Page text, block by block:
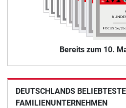
Bereits zum 10.
DEUTSCHLANDS BELIEBTESTE
FAMILIENUNTERNEHMEN